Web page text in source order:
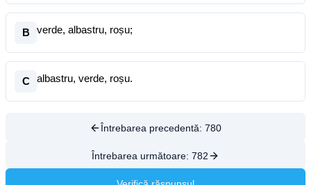
B verde, albastru, roșu;
C albastru, verde, roșu.
Întrebarea precedentă: 780
Întrebarea următoare: 782